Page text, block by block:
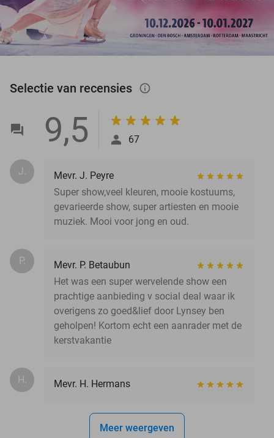
Selectie van recensies info_outlined
9,5 67
J.
Mevr. J. Peyre
Super show,veel kleuren, mooie kostuums,
gevarieerde show, super artiesten en mooie
muziek. Mooi voor jong en oud.
P.
Mevr. P. Betaubun
Het was een super wervelende show een
prachtige aanbieding v social deal waar ik
overigens zo goed&lief door Lynsey ben
geholpen! Kortom echt een aanrader met de
kerstvakantie
H. Mevr. H. Hermans
Meer weergeven